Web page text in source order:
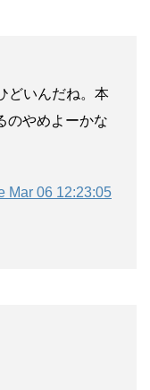
どいんだね。本
のやめよーかな
Mar 06 12:23:05